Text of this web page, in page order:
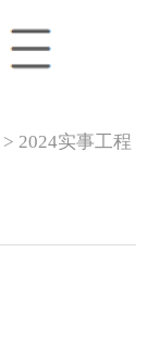
> 2024实事工程